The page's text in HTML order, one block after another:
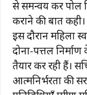
से समन्वय कर पोल
कराने की बात कही।
इस दौरान महिला
दोना-पत्तल
तैयार कर रही हैं।
आत्मनिर्भरता की